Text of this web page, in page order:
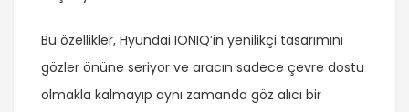
Bu özellikler, Hyundai IONIQ’in yenilikçi tasarımını
gözler önüne seriyor ve aracın sadece çevre dostu
olmakla kalmayıp aynı zamanda göz alıcı bir